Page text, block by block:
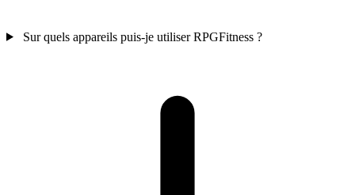
Sur quels appareils puis-je utiliser RPGFitness ?